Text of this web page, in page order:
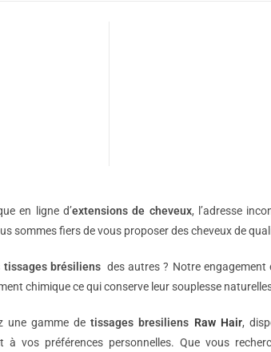
en ligne d’extensions de cheveux, l’adresse
sommes fiers de vous proposer des cheveux de
tissages brésiliensdes autres ? Notre engagement
chimique ce qui conserve leur souplesse
une gamme detissages bresiliens Raw Hair,
à vos préférences personnelles. Que vous